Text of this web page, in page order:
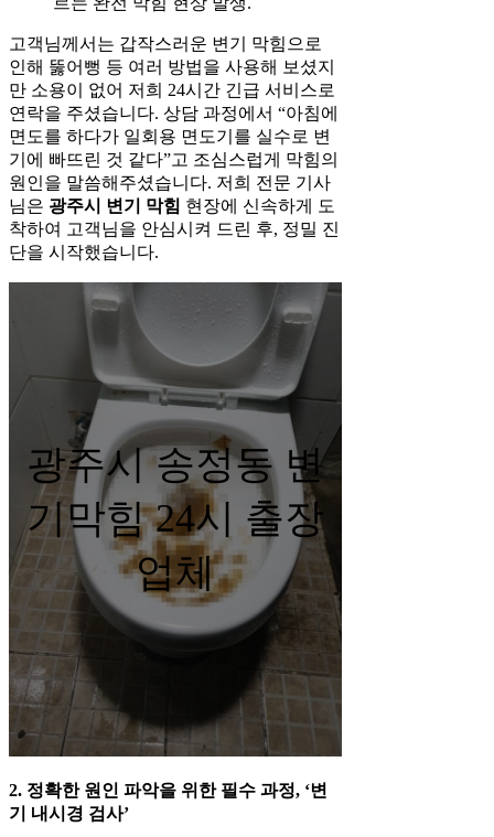
고객님께서는 갑작스러운 변기 막힘으로
인해 뚫어뻥 등 여러 방법을 사용해 보셨지
만 소용이 없어 저희 24시간 긴급 서비스로
연락을 주셨습니다. 상담 과정에서 “아침에
면도를 하다가 일회용 면도기를 실수로 변
기에 빠뜨린 것 같다”고 조심스럽게 막힘의
원인을 말씀해주셨습니다. 저희 전문 기사
님은 광주시 변기 막힘 현장에 신속하게 도
착하여 고객님을 안심시켜 드린 후, 정밀 진
단을 시작했습니다.
광주시 송정동 변
기막힘 24시 출장
업체
2. 정확한 원인 파악을 위한 필수 과정, ‘변
기 내시경 검사’